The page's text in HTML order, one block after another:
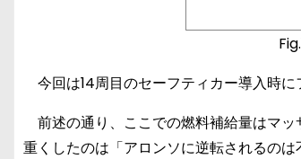
今回は14周目のセーフティカー導入時に
前述の通り、ここでの燃料補給量はマ
重くしたのは「アロンソに逆転されるの